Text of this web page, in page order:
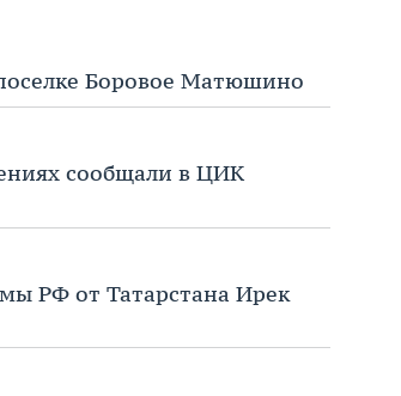
Боровое Матюшино
сообщали в ЦИК
РФ от Татарстана Ирек